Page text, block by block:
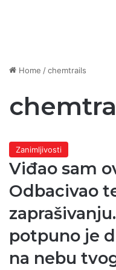
Home /chemtrails
Zanimljivosti
Viđao sam
Odbacivao
potpuno je
na nebu